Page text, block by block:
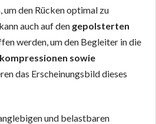
den Rücken optimal zu
auch auf den gepolsterten
werden, um den Begleiter in die
sowie
das Erscheinungsbild dieses
und belastbaren